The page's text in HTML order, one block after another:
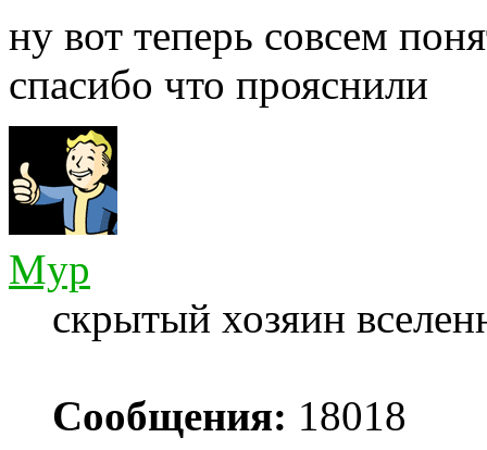
ну вот теперь совсем
спасибо что прояснили
Myp
скрытый хозяин
Сообщения: 18018